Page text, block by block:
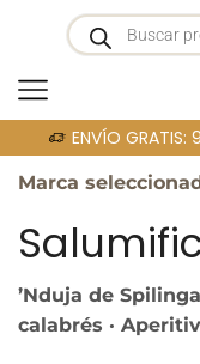
ENVÍO GRATIS:
Portada»SALUMIFICIO
Marca
’Nduja de
calabrés ·